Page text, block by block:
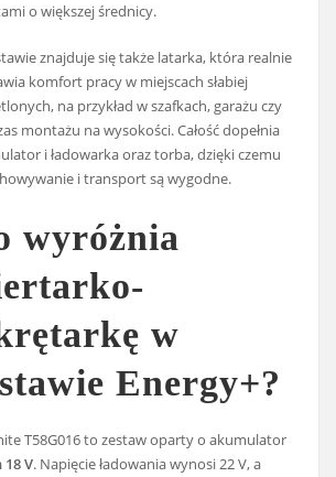
o większej średnicy.
znajduje się także latarka, która realnie
komfort pracy w miejscach słabiej
na przykład w szafkach, garażu czy
montażu na wysokości. Całość dopełnia
i ładowarka oraz torba, dzięki czemu
i transport są wygodne.
wyróżnia
w
Energy+?
T58G016 to zestaw oparty o akumulator
18 V. Napięcie ładowania wynosi 22 V, a